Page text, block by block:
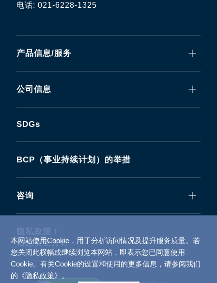
本网站使用Cookie，用于分析访问情况及提升服务质量。若
您关闭此横幅或继续浏览本网站，即表示您已同意使用
Cookie。有关Cookie的设置和使用的更多信息，请参阅我们
的《隐私政策》。
电话: 021-6228-1325
产品信息/服务
公司信息
SDGs
BCP（事业持续计划）的举措
咨询
隐私政策 /
信息安全方针